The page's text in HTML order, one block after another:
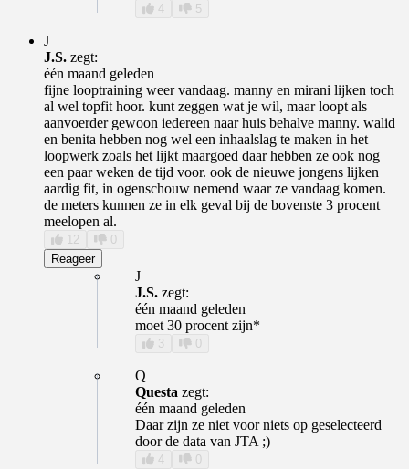
4 5
J
J.S. zegt:
één maand geleden
fijne looptraining weer vandaag. manny en mirani lijken toch
al wel topfit hoor. kunt zeggen wat je wil, maar loopt als
aanvoerder gewoon iedereen naar huis behalve manny. walid
en benita hebben nog wel een inhaalslag te maken in het
loopwerk zoals het lijkt maargoed daar hebben ze ook nog
een paar weken de tijd voor. ook de nieuwe jongens lijken
aardig fit, in ogenschouw nemend waar ze vandaag komen.
de meters kunnen ze in elk geval bij de bovenste 3 procent
meelopen al.
12
0
Reageer
J
J.S. zegt:
één maand geleden
moet 30 procent zijn*
3 0
Q
Questa zegt:
één maand geleden
Daar zijn ze niet voor niets op geselecteerd
door de data van JTA ;)
4 0